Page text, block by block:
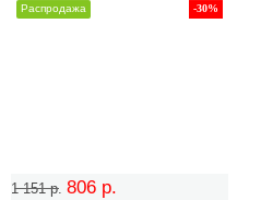
1 151 р. 806 р.
-30%
Распродажа